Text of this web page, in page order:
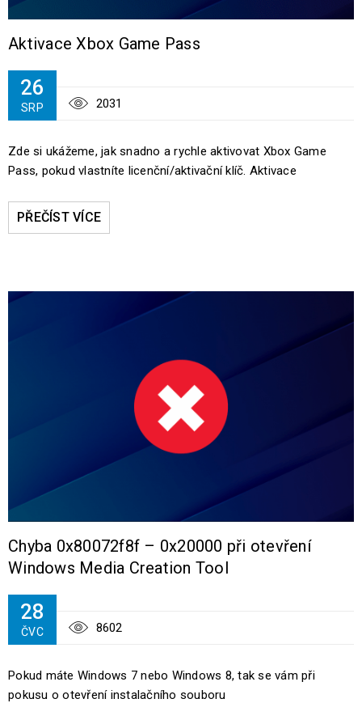
Aktivace Xbox Game Pass
26
SRP 2031
Zde si ukážeme, jak snadno a rychle aktivovat Xbox Game
Pass, pokud vlastníte licenční/aktivační klíč. Aktivace
PŘEČÍST VÍCE
Chyba 0x80072f8f – 0x20000 při otevření
Windows Media Creation Tool
28
ČVC 8602
Pokud máte Windows 7 nebo Windows 8, tak se vám při
pokusu o otevření instalačního souboru